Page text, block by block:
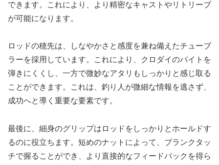
できます。これにより、より精密なキャストやリトリーブ
が可能になります。
ロッドの穂先は、しなやかさと感度を兼ね備えたチューブ
ラーを採用しています。これにより、クロダイのバイトを
弾きにくくし、一方で微妙なアタリもしっかりと感じ取る
ことができます。これは、釣り人が微細な情報を逃さず、
成功へと導く重要な要素です。
最後に、細身のグリップはロッドをしっかりとホールドす
るのに役立ちます。短めのナットによって、ブランクタッ
チで握ることができ、より直接的なフィードバックを得ら